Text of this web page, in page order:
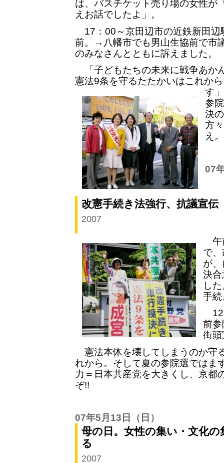
は、バスチケット売り場の女性が
えお話でしたよ」。
17：00～京田辺市の近鉄新田辺
前。→八幡市でも男山生協前で市
のみなさんとともに訴えました。
「子どもたちの未来に戦争あか
憲法9条を守るたたかいはこれか
す
参
決
方
え
07
改憲手続き法強行、抗議宣伝
2007
午
で
が
決
し
手
12
前
街
憲法本体を壊してしまうのか守
れから。そして夏の参院選ではま
力＝日本共産党を大きくし、京
ぞ!!
07年5月13日 （日）
母の日。女性の集い・文化
る
2007